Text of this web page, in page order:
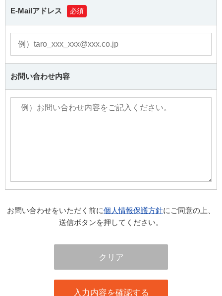
E-Mailアドレス 必須
お問い合わせ内容
お問い合わせをいただく前に個人情報保護方針にご同意の上、
送信ボタンを押してください。